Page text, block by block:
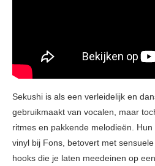
Sekushi is als een verleidelijk en
gebruikmaakt van vocalen, maar
ritmes en pakkende melodieën.
vinyl bij Fons, betovert met
hooks die je laten meedeinen op